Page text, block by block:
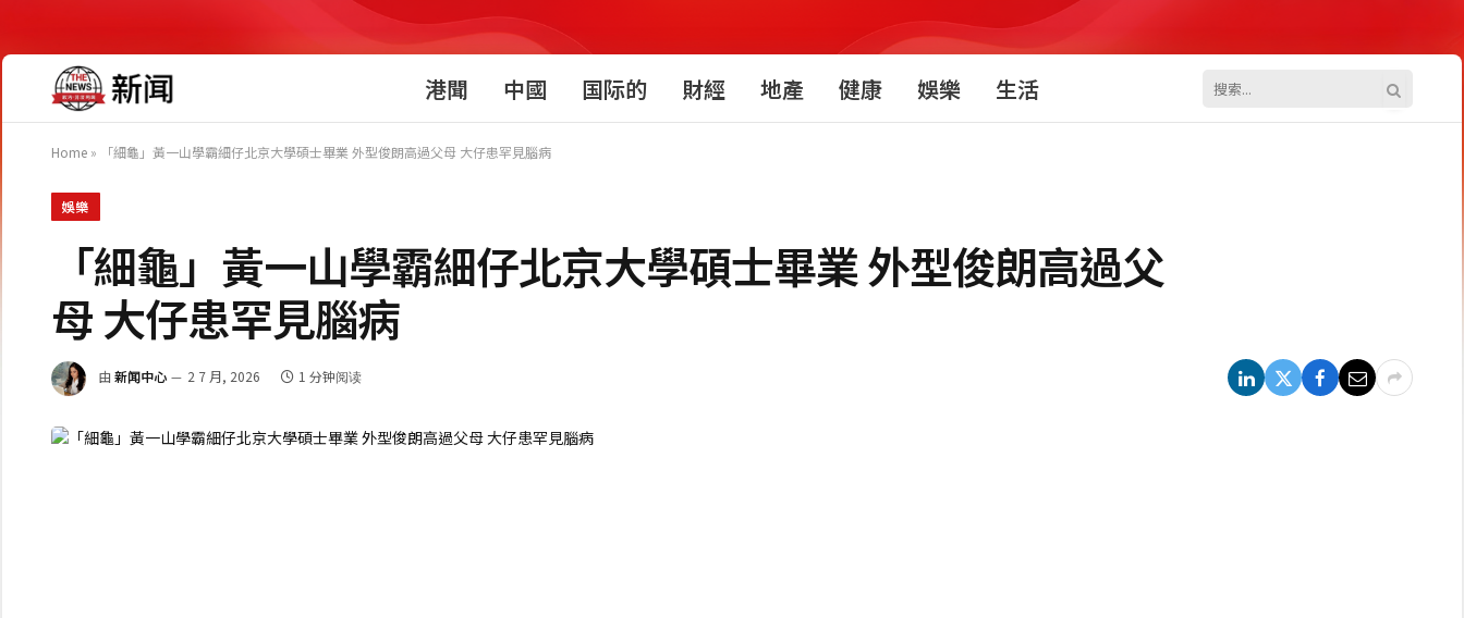
港聞 中國 国际的 財經 地產 健康 娛樂 生活
Home » 「細龜」黃一山學霸細仔北京大學碩士畢業 外型俊朗高過父母 大仔患罕見腦病
娛樂
「細龜」黃一山學霸細仔北京大學碩士畢業 外型俊朗高過父
母 大仔患罕見腦病
由 新闻中心 2 7 月, 2026 1 分钟阅读